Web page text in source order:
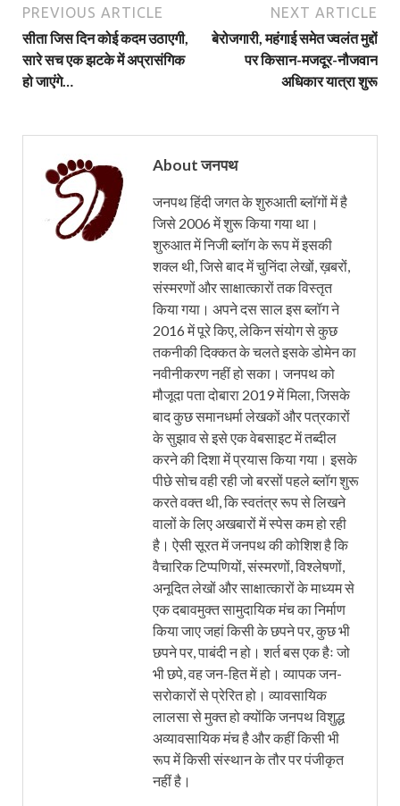
PREVIOUS ARTICLE
सीता जिस दिन कोई कदम उठाएगी,
सारे सच एक झटके में अप्रासंगिक
हो जाएंगे…
NEXT ARTICLE
बेरोजगारी, महंगाई समेत ज्वलंत मुद्दों
पर किसान-मजदूर-नौजवान
अधिकार यात्रा शुरू
About जनपथ
जनपथ हिंदी जगत के शुरुआती ब्लॉगों में है
जिसे 2006 में शुरू किया गया था।
शुरुआत में निजी ब्लॉग के रूप में इसकी
शक्ल थी, जिसे बाद में चुनिंदा लेखों, ख़बरों,
संस्मरणों और साक्षात्कारों तक विस्तृत
किया गया। अपने दस साल इस ब्लॉग ने
2016 में पूरे किए, लेकिन संयोग से कुछ
तकनीकी दिक्कत के चलते इसके डोमेन का
नवीनीकरण नहीं हो सका। जनपथ को
मौजूदा पता दोबारा 2019 में मिला, जिसके
बाद कुछ समानधर्मा लेखकों और पत्रकारों
के सुझाव से इसे एक वेबसाइट में तब्दील
करने की दिशा में प्रयास किया गया। इसके
पीछे सोच वही रही जो बरसों पहले ब्लॉग शुरू
करते वक्त थी, कि स्वतंत्र रूप से लिखने
वालों के लिए अखबारों में स्पेस कम हो रही
है। ऐसी सूरत में जनपथ की कोशिश है कि
वैचारिक टिप्पणियों, संस्मरणों, विश्लेषणों,
अनूदित लेखों और साक्षात्कारों के माध्यम से
एक दबावमुक्त सामुदायिक मंच का निर्माण
किया जाए जहां किसी के छपने पर, कुछ भी
छपने पर, पाबंदी न हो। शर्त बस एक हैः जो
भी छपे, वह जन-हित में हो। व्यापक जन-
सरोकारों से प्रेरित हो। व्यावसायिक
लालसा से मुक्त हो क्योंकि जनपथ विशुद्ध
अव्यावसायिक मंच है और कहीं किसी भी
रूप में किसी संस्थान के तौर पर पंजीकृत
नहीं है।